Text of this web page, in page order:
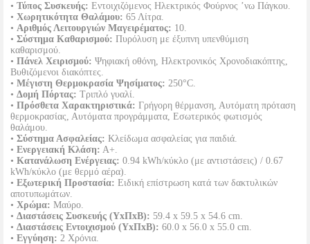
• Τύπος Συσκευής: Εντοιχιζόμενος Ηλεκτρικός Φούρνος ’νω Πάγκου.
• Χωρητικότητα Θαλάμου: 65 Λίτρα.
• Αριθμός Λειτουργιών Μαγειρέματος: 10.
• Σύστημα Καθαρισμού: Πυρόλυση με έξυπνη υπενθύμιση
καθαρισμού.
• Πάνελ Χειρισμού: Ψηφιακή οθόνη, Ηλεκτρονικός Χρονοδιακόπτης,
Βυθιζόμενοι διακόπτες.
• Μέγιστη Θερμοκρασία Ψησίματος: 250°C.
• Δομή Πόρτας: Τριπλό γυαλί.
• Πρόσθετα Χαρακτηριστικά: Γρήγορη θέρμανση, Αυτόματη πρόταση
θερμοκρασίας, Αυτόματα προγράμματα, Εσωτερικός φωτισμός
θαλάμου.
• Σύστημα Ασφαλείας: Κλείδωμα ασφαλείας για παιδιά.
• Ενεργειακή Κλάση: Α+.
• Κατανάλωση Ενέργειας: 0.94 kWh/κύκλο (με αντιστάσεις) / 0.67
kWh/κύκλο (με θερμό αέρα).
• Εξωτερική Προστασία: Ειδική επίστρωση κατά των δακτυλικών
αποτυπωμάτων.
• Χρώμα: Μαύρο.
• Διαστάσεις Συσκευής (ΥxΠxΒ): 59.4 x 59.5 x 54.6 cm.
• Διαστάσεις Εντοιχισμού (ΥxΠxΒ): 60.0 x 56.0 x 55.0 cm.
• Εγγύηση: 2 Χρόνια.